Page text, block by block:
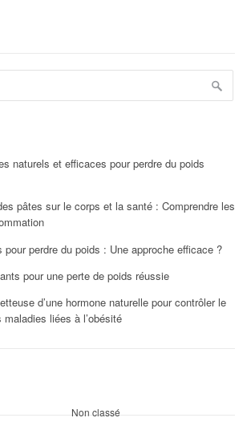
naturels et efficaces pour perdre du poids
pâtes sur le corps et la santé : Comprendre les
pour perdre du poids : Une approche efficace ?
pour une perte de poids réussie
d’une hormone naturelle pour contrôler le
liées à l’obésité
Non classé